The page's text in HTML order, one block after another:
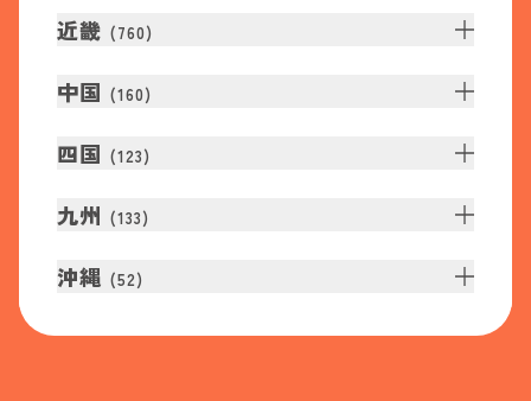
近畿 (760)
中国 (160)
四国 (123)
九州 (133)
沖縄 (52)